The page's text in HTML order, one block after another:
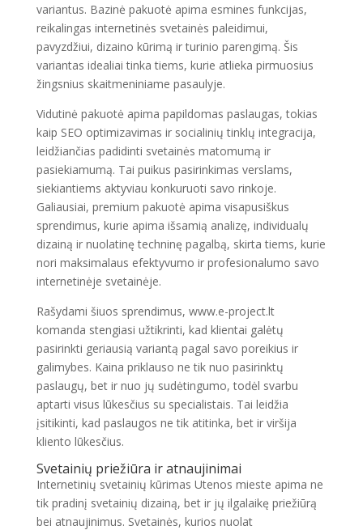
variantus. Bazinė pakuotė apima esmines funkcijas,
reikalingas internetinės svetainės paleidimui,
pavyzdžiui, dizaino kūrimą ir turinio parengimą. Šis
variantas idealiai tinka tiems, kurie atlieka pirmuosius
žingsnius skaitmeniniame pasaulyje.
Vidutinė pakuotė apima papildomas paslaugas, tokias
kaip SEO optimizavimas ir socialinių tinklų integracija,
leidžiančias padidinti svetainės matomumą ir
pasiekiamumą. Tai puikus pasirinkimas verslams,
siekiantiems aktyviau konkuruoti savo rinkoje.
Galiausiai, premium pakuotė apima visapusiškus
sprendimus, kurie apima išsamią analizę, individualų
dizainą ir nuolatinę techninę pagalbą, skirta tiems, kurie
nori maksimalaus efektyvumo ir profesionalumo savo
internetinėje svetainėje.
Rašydami šiuos sprendimus, www.e-project.lt
komanda stengiasi užtikrinti, kad klientai galėtų
pasirinkti geriausią variantą pagal savo poreikius ir
galimybes. Kaina priklauso ne tik nuo pasirinktų
paslaugų, bet ir nuo jų sudėtingumo, todėl svarbu
aptarti visus lūkesčius su specialistais. Tai leidžia
įsitikinti, kad paslaugos ne tik atitinka, bet ir viršija
kliento lūkesčius.
Svetainių priežiūra ir atnaujinimai
Internetinių svetainių kūrimas Utenos mieste apima ne
tik pradinį svetainių dizainą, bet ir jų ilgalaikę priežiūrą
bei atnaujinimus. Svetainės, kurios nuolat